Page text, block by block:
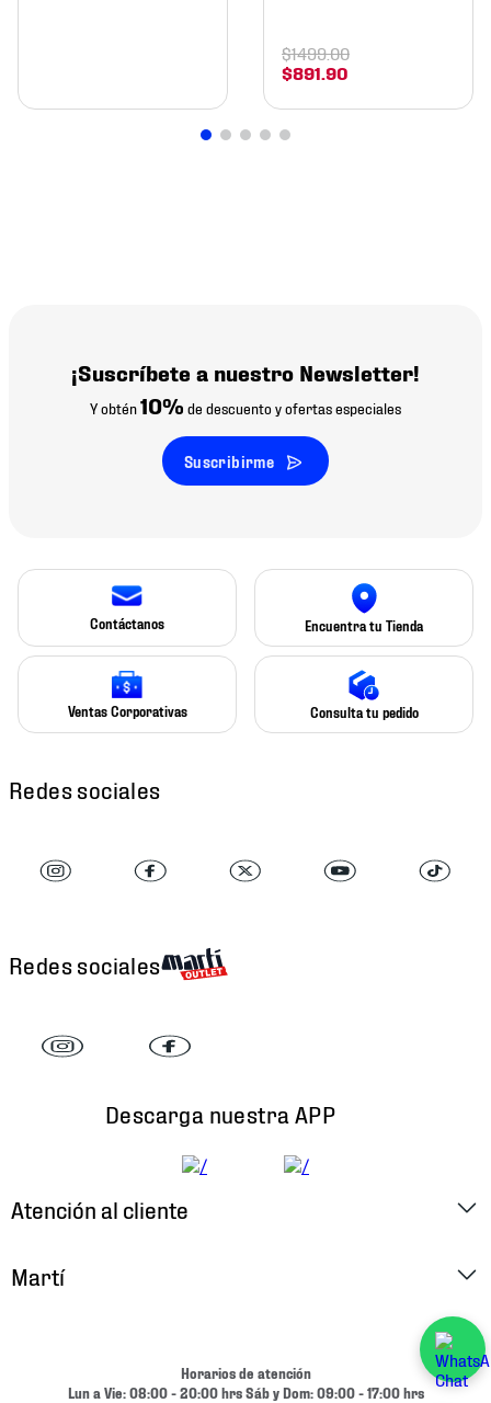
$891.90
$1499.00
¡Suscríbete a nuestro Newsletter!
Y obtén10% de descuento y ofertas especiales
Suscribirme
Contáctanos Encuentra tu Tienda
Ventas Corporativas Consulta tu pedido
Redes sociales
Redes sociales
Descarga nuestra APP
Atención al cliente
Cambios y Devoluciones
Martí
Horarios de atención
Lun a Vie: 08:00 - 20:00 hrs Sáb y Dom: 09:00 - 17:00 hrs